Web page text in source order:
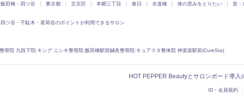
田橋・四ツ谷 東京都 文京区 本郷三丁目 春日 水道橋 体の歪みをとりたい 首・
ツ谷・千駄木・茗荷谷のポイントが利用できるサロン
骨院 九段下院|キング ニシキ整骨院|飯田橋駅前鍼灸整骨院|キュアスタ整体院 神楽坂駅前(CureSta)
HOT PEPPER Beautyとサロンボード導入
ID・会員規約